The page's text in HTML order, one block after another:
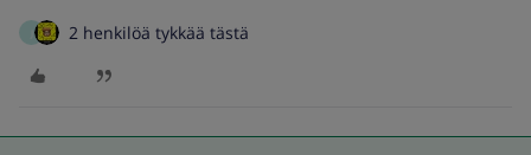
2 henkilöä tykkää tästä